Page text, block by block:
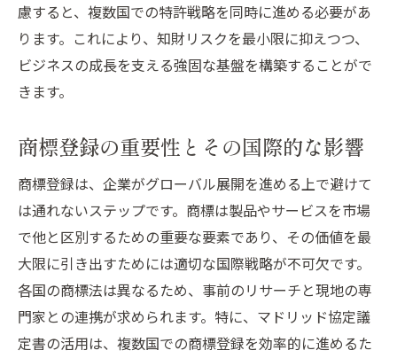
慮すると、複数国での特許戦略を同時に進める必要があ
ります。これにより、知財リスクを最小限に抑えつつ、
ビジネスの成長を支える強固な基盤を構築することがで
きます。
商標登録の重要性とその国際的な影響
商標登録は、企業がグローバル展開を進める上で避けて
は通れないステップです。商標は製品やサービスを市場
で他と区別するための重要な要素であり、その価値を最
大限に引き出すためには適切な国際戦略が不可欠です。
各国の商標法は異なるため、事前のリサーチと現地の専
門家との連携が求められます。特に、マドリッド協定議
定書の活用は、複数国での商標登録を効率的に進めるた